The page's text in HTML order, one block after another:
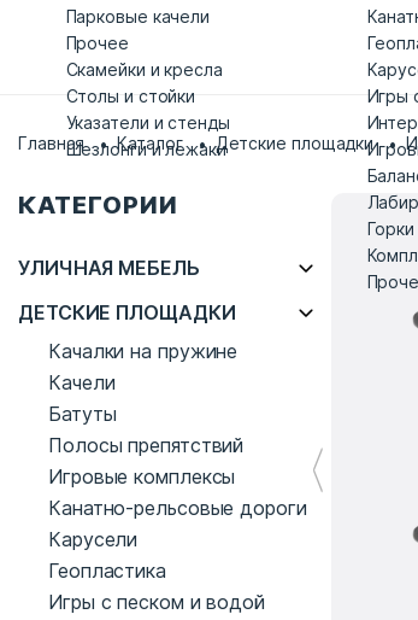
Парковые качели
Прочее
Скамейки и кресла
Столы и стойки
Указатели и стенды
Шезлонги и лежаки
Игры
Горки
Главная Каталог Детские площадки
КАТЕГОРИИ
УЛИЧНАЯ МЕБЕЛЬ
ДЕТСКИЕ ПЛОЩАДКИ
Качалки на пружине
Качели
Батуты
Полосы препятствий
Игровые комплексы
Канатно-рельсовые дороги
Карусели
Геопластика
Игры с песком и водой